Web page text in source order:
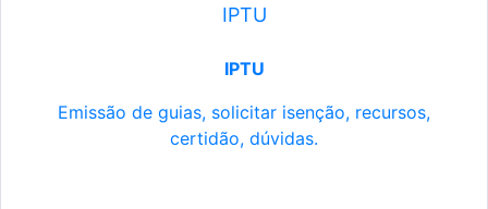
IPTU
IPTU
Emissão de guias, solicitar isenção, recursos,
certidão, dúvidas.